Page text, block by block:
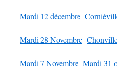
Mardi 12 décembre
Mardi 28 Novembre
Mardi 7 Novembre Mardi 31